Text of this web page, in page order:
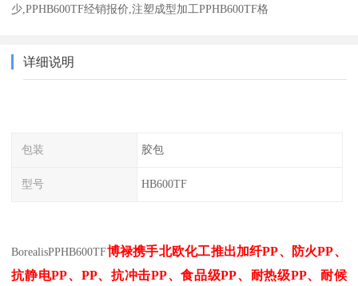
少,PPHB600TF经销报价,注塑成型加工PPHB600TF格
详细说明
包装 胶包
型号 HB600TF
BorealisPPHB600TF博禄携手北欧化工推出加纤PP、防火PP、
抗静电PP、 PP、抗冲击PP、食品级PP、耐热级PP、耐候